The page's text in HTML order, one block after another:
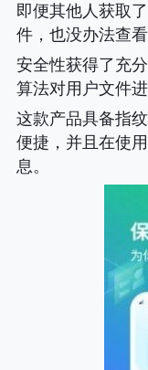
即便其他人获取
件，也没办法查
安全性获得了充
算法对用户文件
这款产品具备指
便捷，并且在使
息。